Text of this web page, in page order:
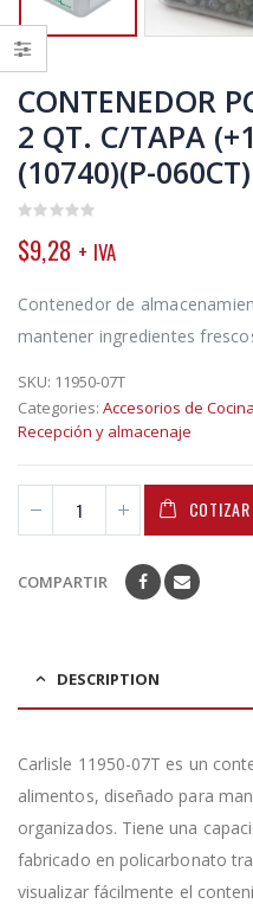
CONTENEDOR
2 QT. C/TAPA
(10740)(P-
out
of
$9,28 + IVA
Contenedor de
mantener ingredientes
SKU: 11950-07T
Categories: Accesorios de Cocina
Recepción y almacenaje
COTIZAR
COMPARTIR
DESCRIPTION
Carlisle 11950-07T es un
alimentos, diseñado para
organizados. Tiene una
fabricado en policarbonato
visualizar fácilmente el